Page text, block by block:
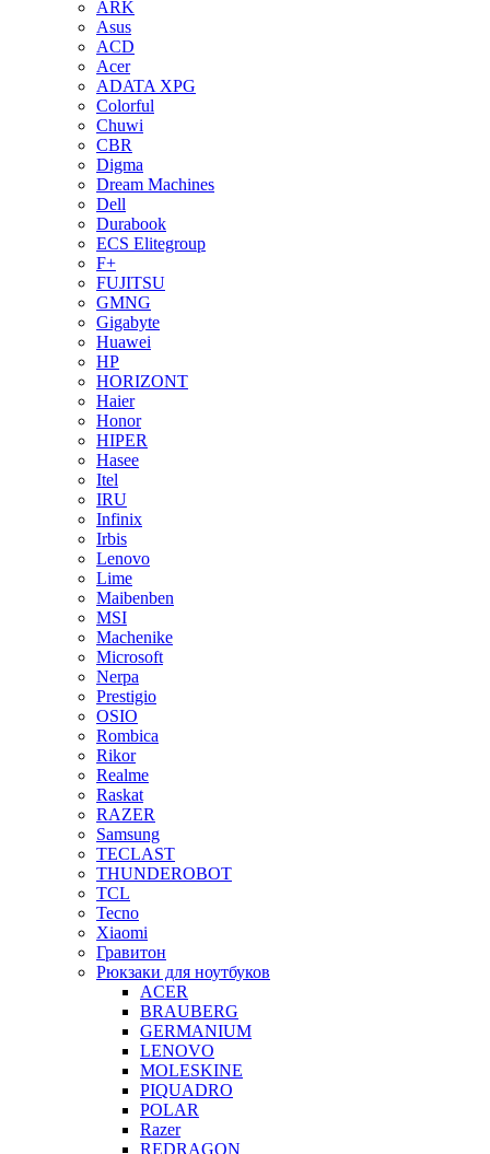
ARK
Asus
ACD
Acer
ADATA XPG
Colorful
Chuwi
CBR
Digma
Dream Machines
Dell
Durabook
ECS Elitegroup
F+
FUJITSU
GMNG
Gigabyte
Huawei
HP
HORIZONT
Haier
Honor
HIPER
Hasee
Itel
IRU
Infinix
Irbis
Lenovo
Lime
Maibenben
MSI
Machenike
Microsoft
Nerpa
Prestigio
OSIO
Rombica
Rikor
Realme
Raskat
RAZER
Samsung
TECLAST
THUNDEROBOT
TCL
Tecno
Xiaomi
Гравитон
Рюкзаки для ноутбуков
ACER
BRAUBERG
GERMANIUM
LENOVO
MOLESKINE
PIQUADRO
POLAR
Razer
REDRAGON